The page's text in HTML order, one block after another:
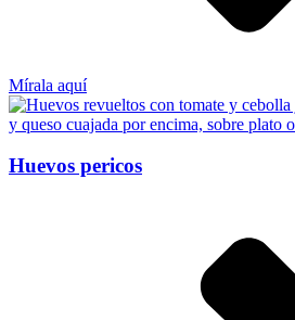
Mírala aquí
Huevos pericos